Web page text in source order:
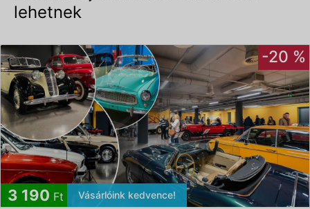
lehetnek
-20 %
3 190 Ft Vásárlóink kedvence!